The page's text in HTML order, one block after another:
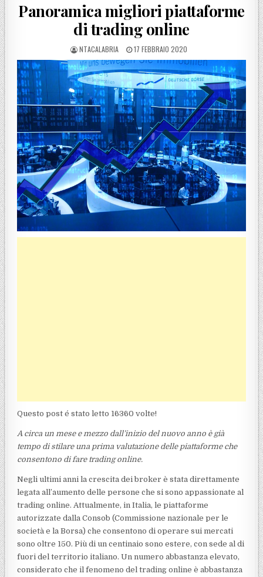
Panoramica migliori piattaforme
di trading online
POSTED BY
NTACALABRIA POSTED ON
17 FEBBRAIO 2020
Questo post é stato letto 16360 volte!
A circa un mese e mezzo dall’inizio del nuovo anno è già
tempo di stilare una prima valutazione delle piattaforme che
consentono di fare trading online.
Negli ultimi anni la crescita dei broker è stata direttamente
legata all’aumento delle persone che si sono appassionate al
trading online. Attualmente, in Italia, le piattaforme
autorizzate dalla Consob (Commissione nazionale per le
società e la Borsa) che consentono di operare sui mercati
sono oltre 150. Più di un centinaio sono estere, con sede al di
fuori del territorio italiano. Un numero abbastanza elevato,
considerato che il fenomeno del trading online è abbastanza